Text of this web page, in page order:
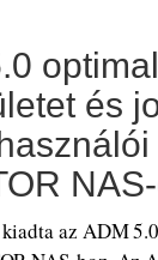
és
az ADM